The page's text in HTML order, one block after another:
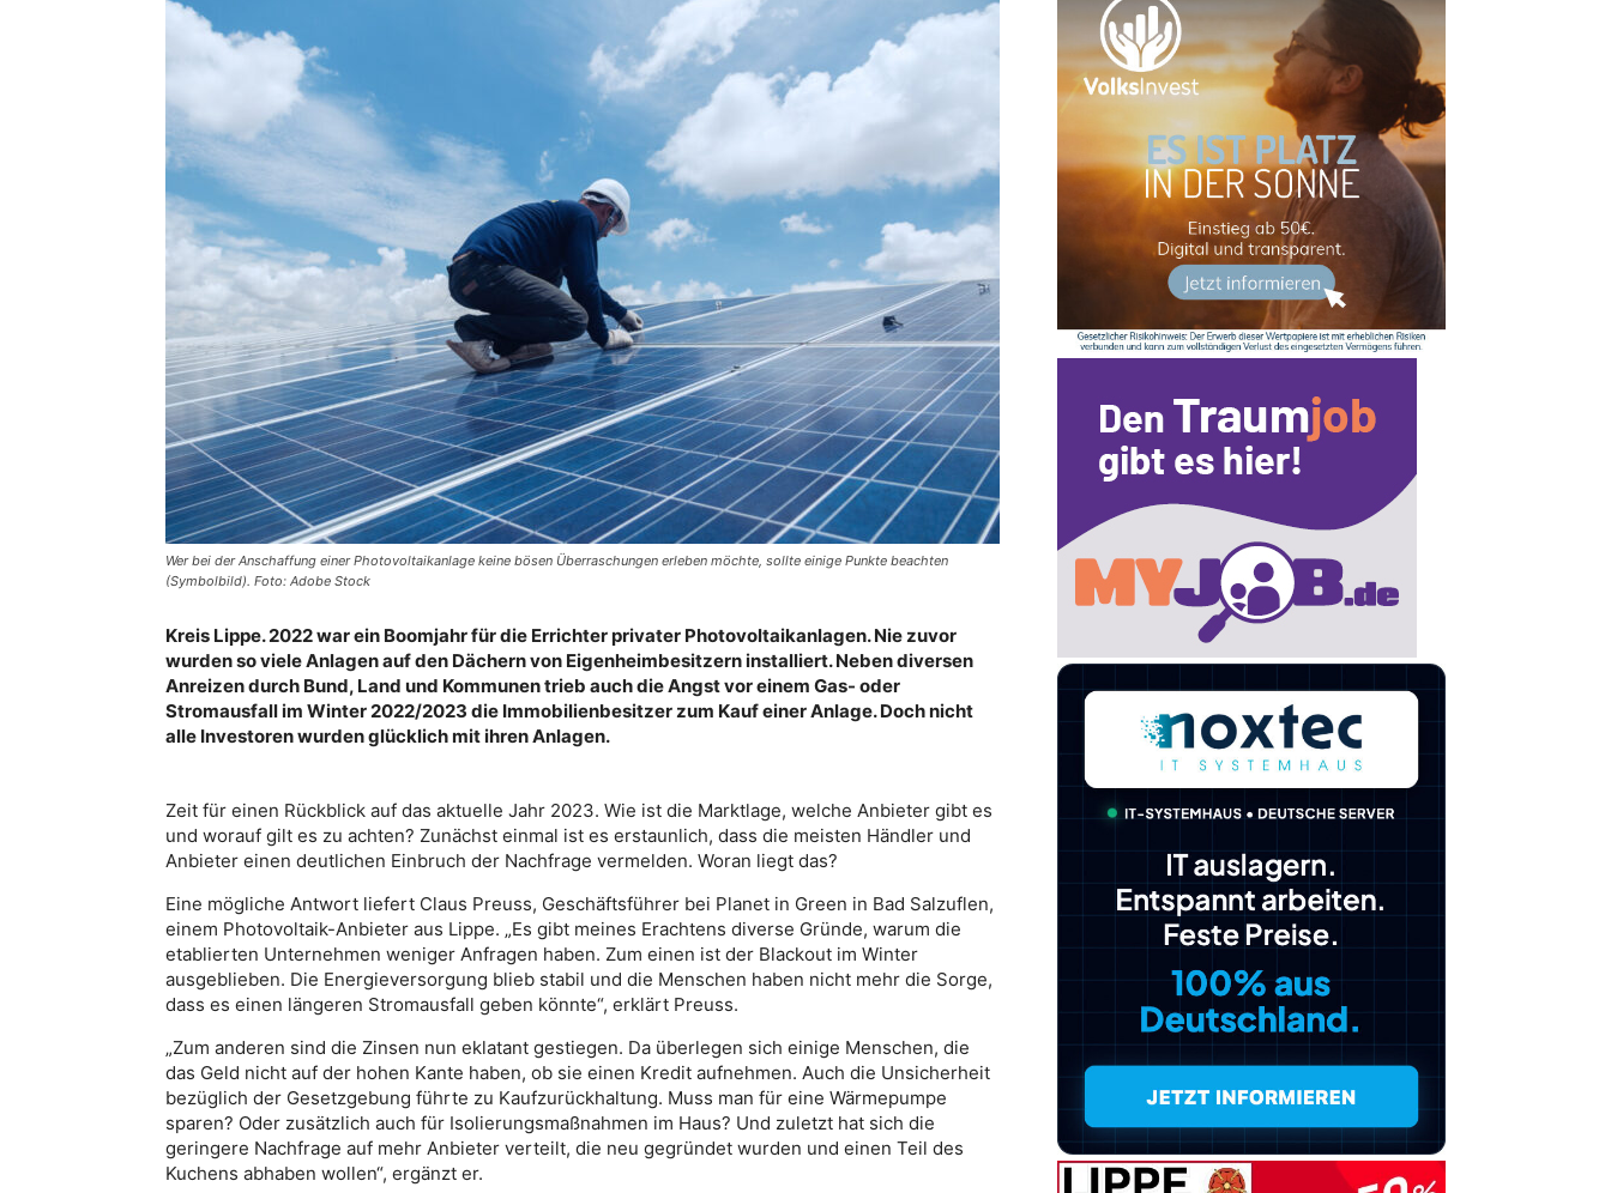
Wer bei der Anschaffung einer Photovoltaikanlage keine bösen Überraschungen erleben möchte, sollte einige Punkte beachten
(Symbolbild). Foto: Adobe Stock
Kreis Lippe. 2022 war ein Boomjahr für die Errichter privater Photovoltaikanlagen. Nie zuvor
wurden so viele Anlagen auf den Dächern von Eigenheimbesitzern installiert. Neben diversen
Anreizen durch Bund, Land und Kommunen trieb auch die Angst vor einem Gas- oder
Stromausfall im Winter 2022/2023 die Immobilienbesitzer zum Kauf einer Anlage. Doch nicht
alle Investoren wurden glücklich mit ihren Anlagen.
Zeit für einen Rückblick auf das aktuelle Jahr 2023. Wie ist die Marktlage, welche Anbieter gibt es
und worauf gilt es zu achten? Zunächst einmal ist es erstaunlich, dass die meisten Händler und
Anbieter einen deutlichen Einbruch der Nachfrage vermelden. Woran liegt das?
Eine mögliche Antwort liefert Claus Preuss, Geschäftsführer bei Planet in Green in Bad Salzuflen,
einem Photovoltaik-Anbieter aus Lippe. „Es gibt meines Erachtens diverse Gründe, warum die
etablierten Unternehmen weniger Anfragen haben. Zum einen ist der Blackout im Winter
ausgeblieben. Die Energieversorgung blieb stabil und die Menschen haben nicht mehr die Sorge,
dass es einen längeren Stromausfall geben könnte“, erklärt Preuss.
„Zum anderen sind die Zinsen nun eklatant gestiegen. Da überlegen sich einige Menschen, die
das Geld nicht auf der hohen Kante haben, ob sie einen Kredit aufnehmen. Auch die Unsicherheit
bezüglich der Gesetzgebung führte zu Kaufzurückhaltung. Muss man für eine Wärmepumpe
sparen? Oder zusätzlich auch für Isolierungsmaßnahmen im Haus? Und zuletzt hat sich die
geringere Nachfrage auf mehr Anbieter verteilt, die neu gegründet wurden und einen Teil des
Kuchens abhaben wollen“, ergänzt er.